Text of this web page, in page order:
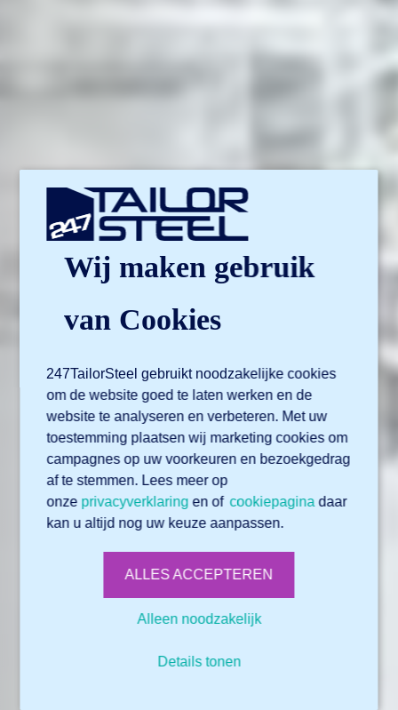
Wij maken gebruik
van Cookies
247TailorSteel gebruikt noodzakelijke cookies
om de website goed te laten werken en de
website te analyseren en verbeteren. Met uw
toestemming plaatsen wij marketing cookies om
campagnes op uw voorkeuren en bezoekgedrag
af te stemmen. Lees meer op
onze privacyverklaring en ofcookiepagina daar
kan u altijd nog uw keuze aanpassen.
ALLES ACCEPTEREN
Alleen noodzakelijk
Details tonen